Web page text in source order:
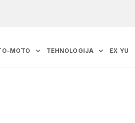
MOTO TEHNOLOGIJA EX YU